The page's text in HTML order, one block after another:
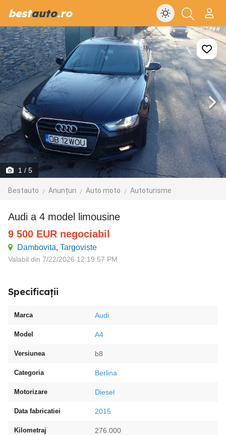
bestauto.ro
1 / 5
Bestauto Anunțuri Auto moto Autoturisme
Audi a 4 model limousine
9 500 EUR negociabil
Dambovita, Targoviste
Valabil din 7/22/2026 12:19:57 PM
Specificații
Marca Audi
Model A4
Versiunea b8
Categoria Berlina
Motorizare Diesel
Data fabricatiei 2015
Kilometraj 276.000